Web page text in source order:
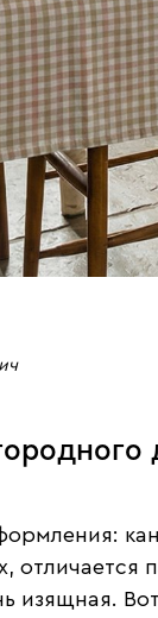
изящная.